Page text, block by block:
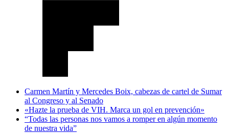
Carmen Martín y Mercedes Boix, cabezas de cartel de Sumar
al Congreso y al Senado
«Hazte la prueba de VIH. Marca un gol en prevención»
“Todas las personas nos vamos a romper en algún momento
de nuestra vida”